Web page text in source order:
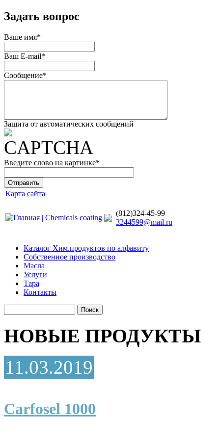
Задать вопрос
Ваше имя*
Ваш E-mail*
Сообщение*
Защита от автоматических сообщений
Введите слово на картинке*
Карта сайта
(812)324-45-99
3244599@mail.ru
Каталог Хим.продуктов по алфавиту
Собственное производство
Масла
Услуги
Тара
Контакты
НОВЫЕ ПРОДУКТЫ
11.03.2019
Carfosel 1000